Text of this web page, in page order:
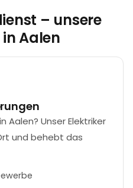
– unsere
inAalen
Unser Elektriker
und behebt das